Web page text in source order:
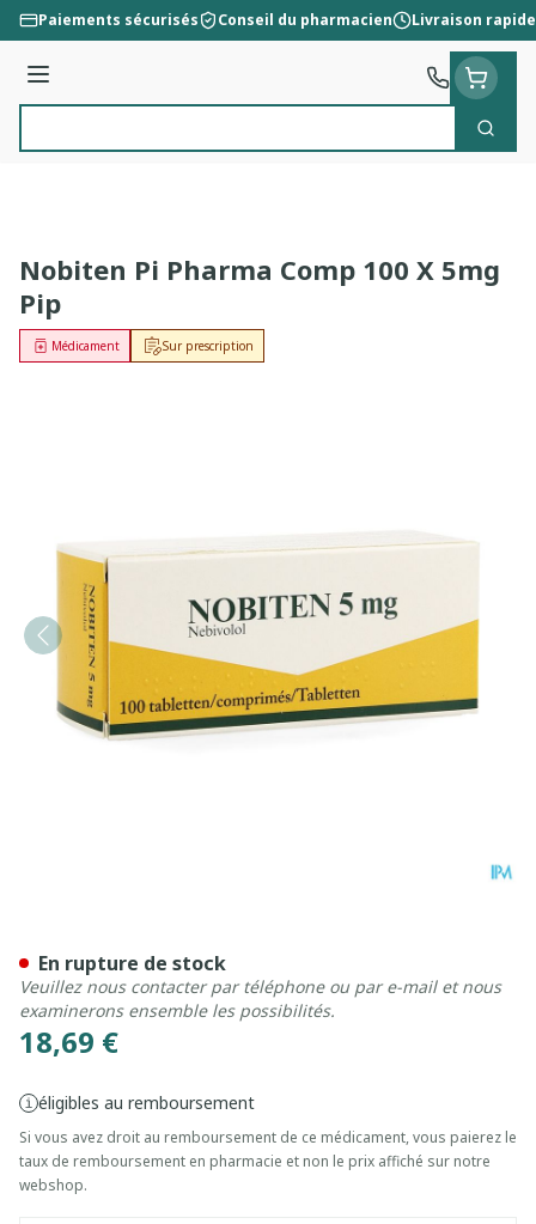
Aller au contenu
Paiements sécurisés Conseil du pharmacien Livraison rapide
Menu
Nobiten Pi Pharma Comp 100 X 5mg
Pip
Sur prescription
Médicament
18,69 €
éligibles au remboursement
Si vous avez droit au remboursement de ce médicament, vous paierez le
taux de remboursement en pharmacie et non le prix affiché sur notre
webshop.
En rupture de stock
Veuillez nous contacter par téléphone ou par e-mail et nous
examinerons ensemble les possibilités.